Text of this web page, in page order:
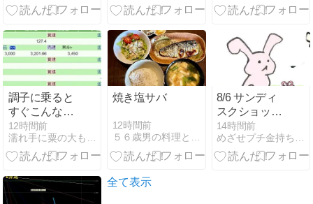
前
調子に乗ると
すぐこんなこ
とになる
12時間前
濡れ手に粟の大もうけ
焼き塩サバ
12時間前
５６歳男の料理と「乾癬」と少しの株 - 楽天ブログ
8/6 サンディ
スクショック
が意外と大き
く
14時間前
めざせプチ金持ち 投資日記
全て表示